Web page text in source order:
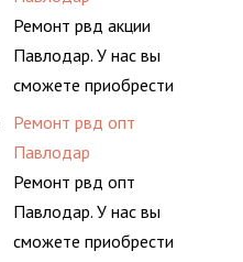
шлангов производится
высококвалифицирован
ными спецами, которые
помогут решить любую
сложную задачу.
комплектующими,
АДЫМ Инжиниринг
предлагает ремонт
давления. Ремонт
шлангов производится
высококвалифицирован
ными спецами, которые
помогут решить любую
Ремонт рвд акции
Павлодар. У нас вы
сможете приобрести
рукав с разными
фитингами и
комплектующими,
АДЫМ Инжиниринг
предлагает ремонт
Ремонт рвд опт
Павлодар
Ремонт рвд опт
Павлодар. У нас вы
сможете приобрести